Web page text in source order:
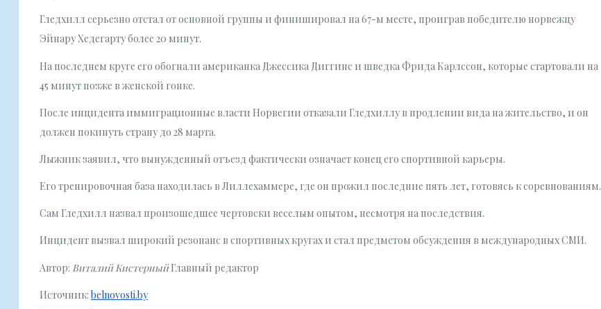
Гледхилл серьезно отстал от основной группы и финишировал на 67-м месте, проиграв победителю норвежцу
Эйнару Хедегарту более 20 минут.
На последнем круге его обогнали американка Джессика Диггинс и шведка Фрида Карлссон, которые стартовали на
45 минут позже в женской гонке.
После инцидента иммиграционные власти Норвегии отказали Гледхиллу в продлении вида на жительство, и он
должен покинуть страну до 28 марта.
Лыжник заявил, что вынужденный отъезд фактически означает конец его спортивной карьеры.
Его тренировочная база находилась в Лиллехаммере, где он прожил последние пять лет, готовясь к соревнованиям.
Сам Гледхилл назвал произошедшее чертовски веселым опытом, несмотря на последствия.
Инцидент вызвал широкий резонанс в спортивных кругах и стал предметом обсуждения в международных СМИ.
Автор: Виталий КистерныйГлавный редактор
Источник: belnovosti.by